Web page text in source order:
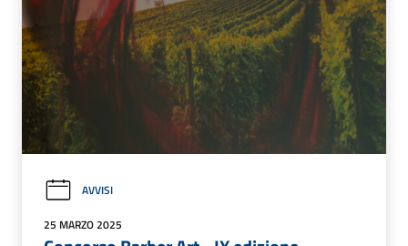
AVVISI
25 MARZO 2025